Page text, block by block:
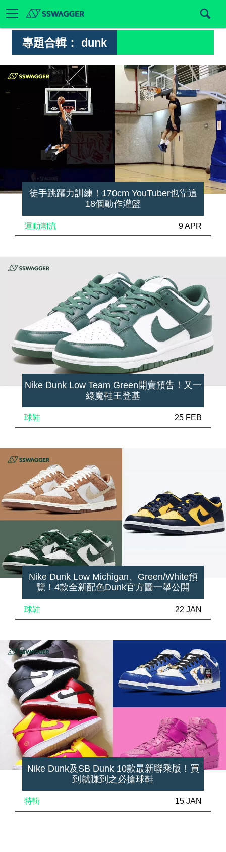
專題合輯： dunk
徒手跳躍力訓練！170cm YouTuber也靠這
18個動作灌籃
運動潮流 9 APR
Nike Dunk Low Team Green開賣預告！又一
綠魔鞋王登基
球鞋 25 FEB
Nike Dunk Low Michigan、Green/White預
覽！4款全新配色Dunk官方圖一舉公開
球鞋 22 JAN
Nike Dunk及SB Dunk 10款最新聯乘版！買
到就賺到之必搶球鞋
特輯 15 JAN